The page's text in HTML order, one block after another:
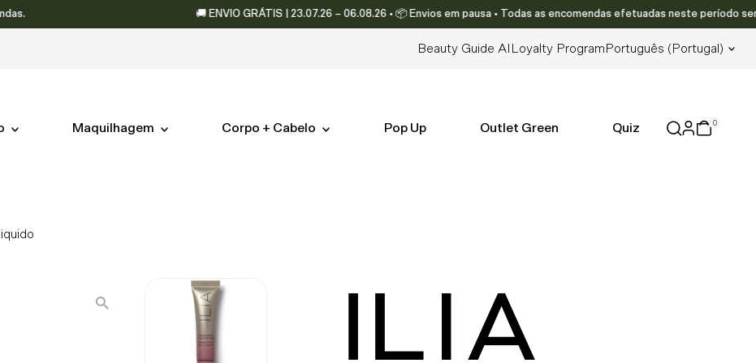
🚚 ENVIO GRÁTIS | 23.07.26 – 06.08.26 • 📦 Envios em pausa • Todas as encomendas efetuadas neste período serão
Beauty Guide AI Loyalty ProgramPortuguês (portugal)
Maquilhagem Corpo + Cabelo Pop Up Outlet Green Quiz 0